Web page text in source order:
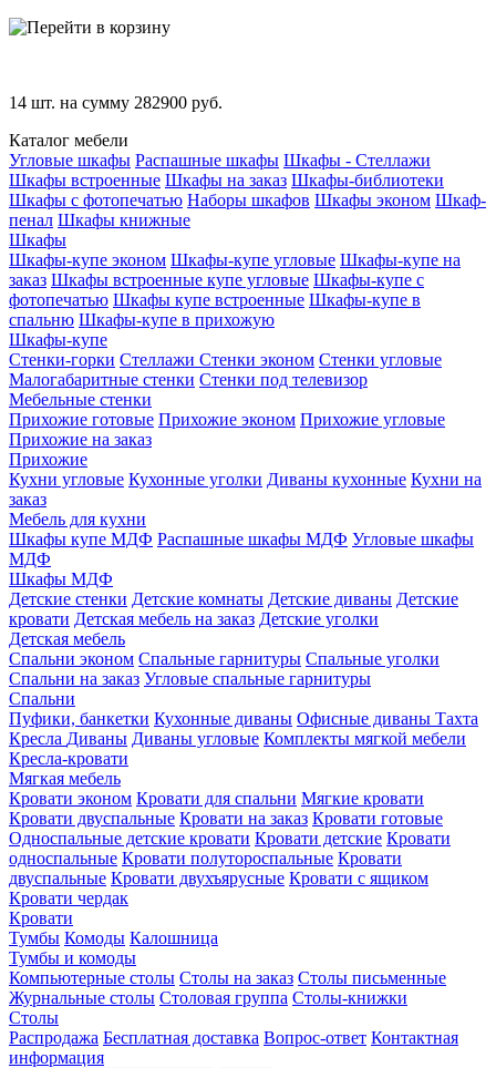
14 шт. на сумму 282900 руб.
Каталог мебели
Угловые шкафы Распашные шкафы Шкафы - Стеллажи
Шкафы встроенные Шкафы на заказ Шкафы-библиотеки
Шкафы с фотопечатью Наборы шкафов Шкафы эконом Шкаф-
пенал Шкафы книжные
Шкафы
Шкафы-купе эконом Шкафы-купе угловые Шкафы-купе на
заказ Шкафы встроенные купе угловые Шкафы-купе с
фотопечатью Шкафы купе встроенные Шкафы-купе в
спальню Шкафы-купе в прихожую
Шкафы-купе
Стенки-горки Стеллажи Стенки эконом Стенки угловые
Малогабаритные стенки Стенки под телевизор
Мебельные стенки
Прихожие готовые Прихожие эконом Прихожие угловые
Прихожие на заказ
Прихожие
Кухни угловые Кухонные уголки Диваны кухонные Кухни на
заказ
Мебель для кухни
Шкафы купе МДФ Распашные шкафы МДФ Угловые шкафы
МДФ
Шкафы МДФ
Детские стенки Детские комнаты Детские диваны Детские
кровати Детская мебель на заказ Детские уголки
Детская мебель
Спальни эконом Спальные гарнитуры Спальные уголки
Спальни на заказ Угловые спальные гарнитуры
Спальни
Пуфики, банкетки Кухонные диваны Офисные диваны Тахта
Кресла Диваны Диваны угловые Комплекты мягкой мебели
Кресла-кровати
Мягкая мебель
Кровати эконом Кровати для спальни Мягкие кровати
Кровати двуспальные Кровати на заказ Кровати готовые
Односпальные детские кровати Кровати детские Кровати
односпальные Кровати полутороспальные Кровати
двуспальные Кровати двухъярусные Кровати с ящиком
Кровати чердак
Кровати
Тумбы Комоды Калошница
Тумбы и комоды
Компьютерные столы Столы на заказ Столы письменные
Журнальные столы Столовая группа Столы-книжки
Столы
Распродажа Бесплатная доставка Вопрос-ответ Контактная
информация